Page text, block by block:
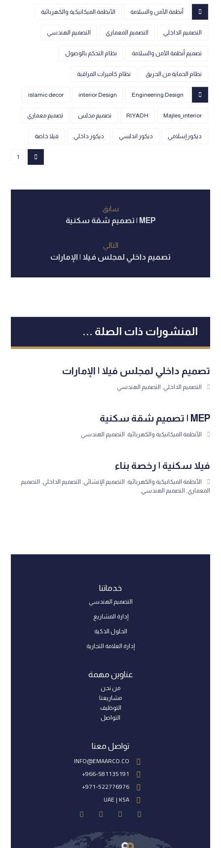
أنظمة الأمن والسلامة الأنظمة الميكانيكية والكهربائية
التصميم الداخلي التصميم المعماري التصميم الهندسي
تصميم أنظمة الأمن والسلامة نظام التحكم بالوصول
نظام الحماية من الحريق نظام كاميرات المراقبة
Engineering Design
interior Design
islamic decor
Majles_interior
RIYADH تصميم مجلس تصميم معماري
ديكور إسلامي ديكور اندلسي ديكور داخلي فيلا خاصة
1
سابق
MEP | تصميم شقة سكنية
التالي
تصميم داخلي لمجلس فيلا | الإمارات
المنشورات ذات الصلة ...
تصميم داخلي لمجلس فيلا | الإمارات
التصميم الداخلي, التصميم الهندسي
MEP | تصميم شقة سكنية
الأنظمة الميكانيكية والكهربائية, التصميم الهندسي
فيلا سكنية | رخصة بناء
الأنظمة الميكانيكية والكهربائية, التصميم الإنشائي, التصميم الداخلي, التصميم
المعماري, التصميم الهندسي
خدماتنا
التصميم الهندسي
إدارة المشاريع
الحلول الذكية
إدارة العلامة التجارية
عناوين مهمة
من نحن
مشاريعنا
التوظيف
التواصل
تواصل معنا
INFO@EMAARCO.CO
966-581135191+
971-522776976+
UAE | KSA